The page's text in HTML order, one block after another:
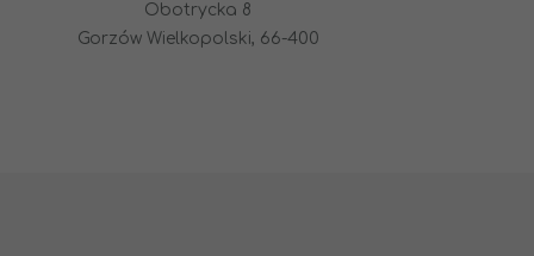
Obotrycka 8
Gorzów Wielkopolski, 66-400